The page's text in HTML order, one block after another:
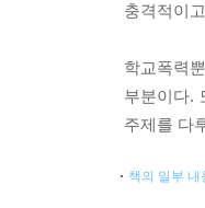
충격적이
학교폭력
부분이다.
주제를 다
책의 일부